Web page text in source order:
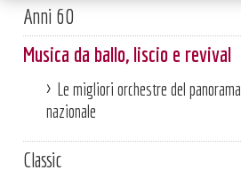
Anni 60
Musica da ballo, liscio e revival
Le migliori orchestre del panorama
nazionale
Classic